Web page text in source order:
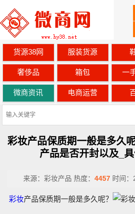
货源38网 服装货源
奢侈品 箱包 一
微商资讯 电商运营
彩妆产品保质期一般是多久
产品是否开封以及_
来源：彩妆产品热度：4457 时间：
彩妆产品保质期一般是多久呢？